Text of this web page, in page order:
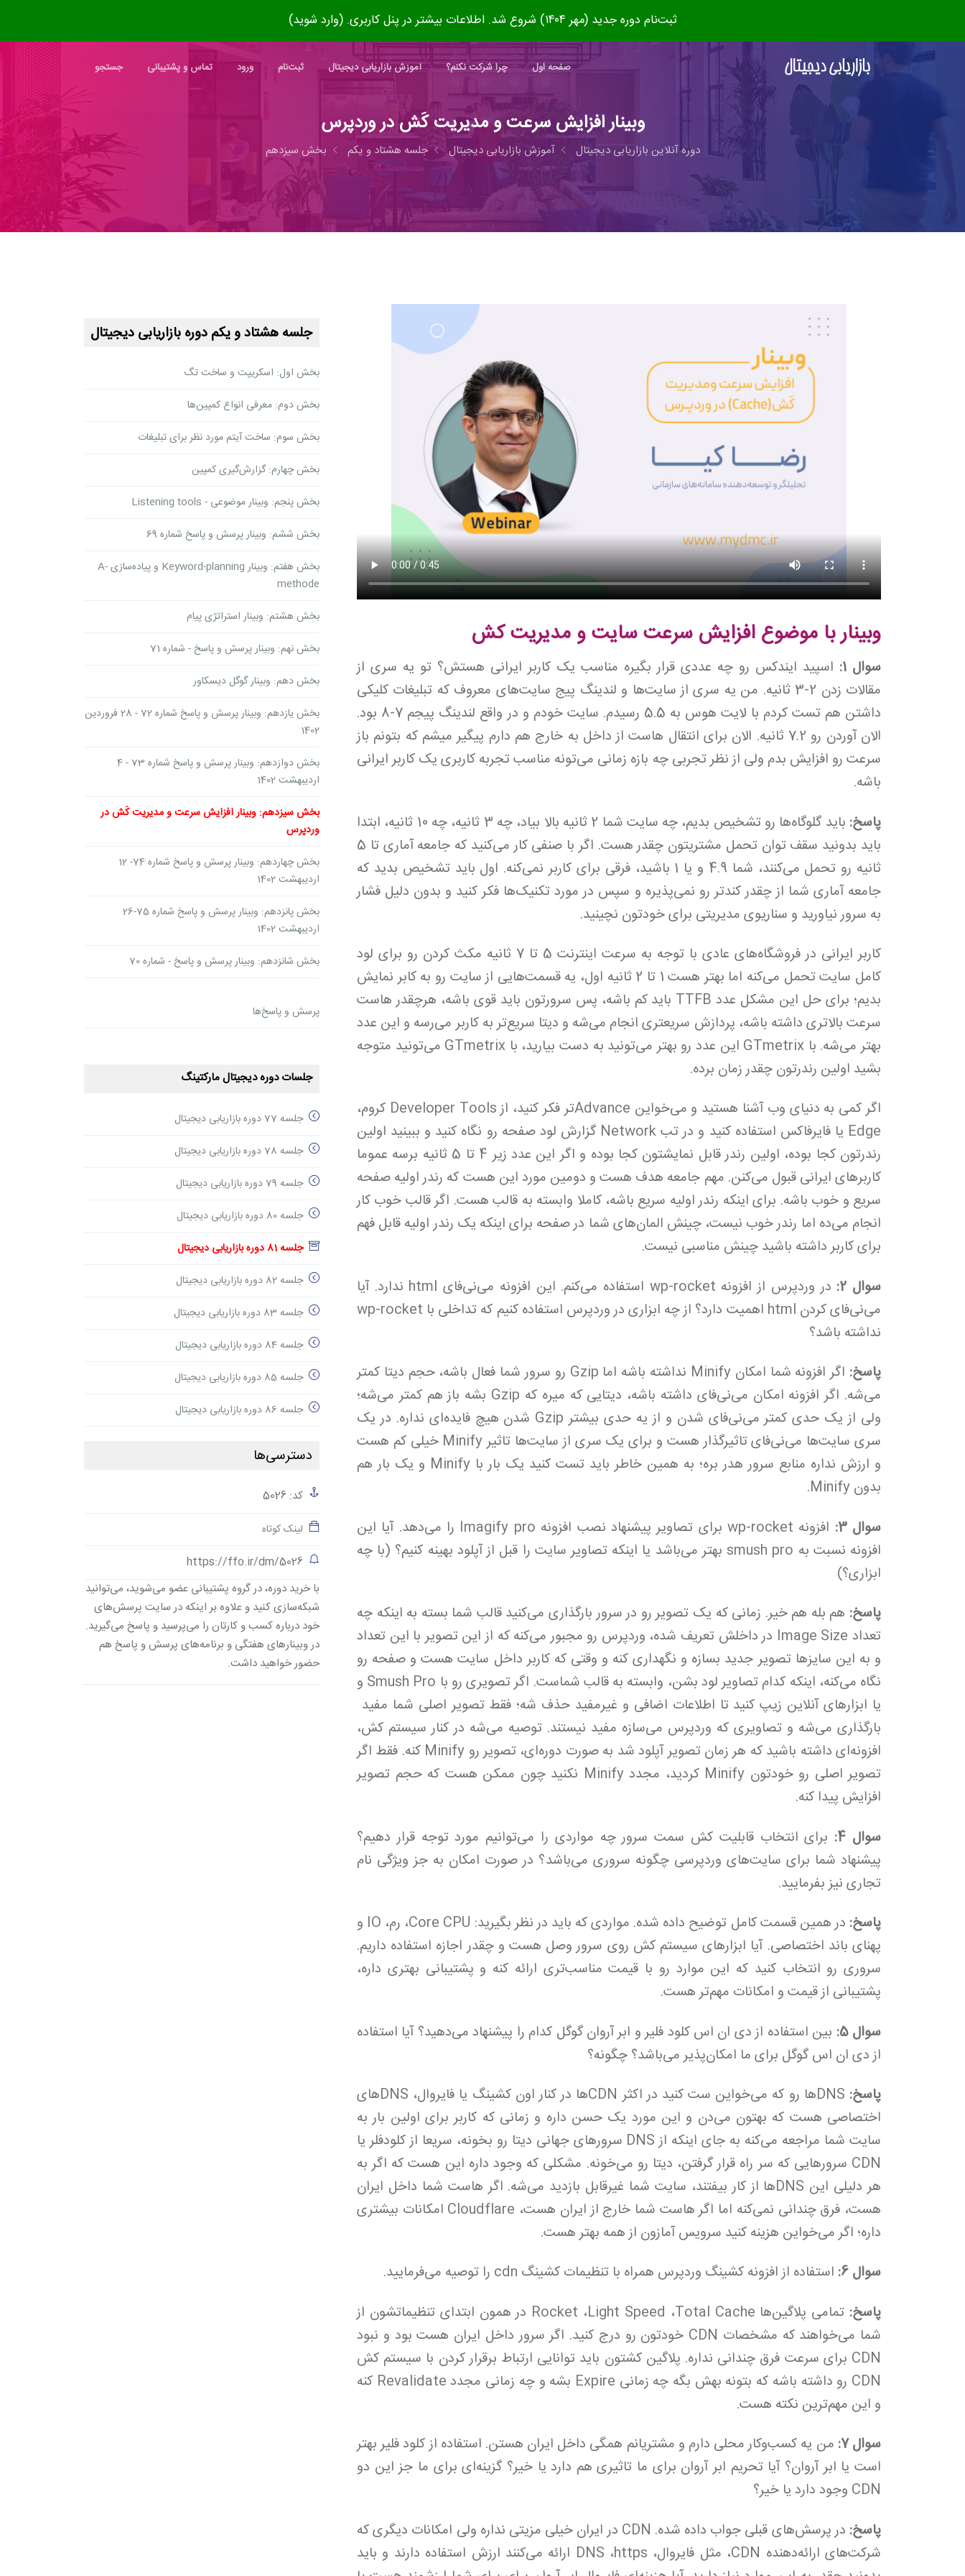
ثبت‌نام دوره جدید (مهر ۱۴۰۴) شروع شد. اطلاعات بیشتر در پنل کاربری. (وارد شوید)
صفحه اول چرا شرکت نکنم؟ آموزش بازاریابی دیجیتال ثبت‌نام ورود تماس و پشتیبانی جستجو
وبینار افزایش سرعت و مدیریت کَش در وردپرس
دوره آنلاین بازاریابی دیجیتال آموزش بازاریابی دیجیتال جلسه هشتاد و یکم بخش سیزدهم
وبینار با موضوع افزایش سرعت سایت و مدیریت کش
سوال 1:
اسپید ایندکس رو چه عددی قرار بگیره مناسب یک کاربر ایرانی هستش؟ تو یه سری از
مقالات زدن 2-3 ثانیه. من یه سری از سایت‌ها و لندینگ پیج‌ سایت‌های معروف که تبلیغات کلیکی
داشتن هم تست کردم با لایت هوس به 5.5 رسیدم. سایت خودم و در واقع لندینگ پیجم 7-8 بود.
الان آوردن رو 7.2 ثانیه. الان برای انتقال هاست از داخل به خارج هم دارم پیگیر میشم که بتونم باز
سرعت رو افزایش بدم ولی از نظر تجربی چه بازه زمانی می‌تونه مناسب تجربه کاربری یک کاربر ایرانی
باشه.
پاسخ:
باید گلوگاه‌ها رو تشخیص بدیم، چه سایت شما 2 ثانیه بالا بیاد، چه 3 ثانیه، چه 10 ثانیه، ابتدا
باید بدونید سقف توان تحمل مشتریتون چقدر هست. اگر با صنفی کار می‌کنید که جامعه آماری تا 5
ثانیه رو تحمل می‌کنند، شما 4.9 و یا 1 باشید، فرقی برای کاربر نمی‌کنه. اول باید تشخیص بدید که
جامعه آماری شما از چقدر کندتر رو نمی‌پذیره و سپس در مورد تکنیک‌ها فکر کنید و بدون دلیل فشار
به سرور نیاورید و سناریوی مدیریتی برای خودتون نچینید.
کاربر ایرانی در فروشگاه‌های عادی با توجه به سرعت اینترنت 5 تا 7 ثانیه مکث ‌کردن رو برای لود
کامل سایت تحمل می‌کنه اما بهتر هست 1 تا 2 ثانیه اول، یه قسمت‌هایی از سایت رو به کابر نمایش
بدیم؛ برای حل این مشکل عدد TTFB باید کم باشه، پس سرورتون باید قوی باشه، هرچقدر هاست
سرعت بالاتری داشته باشه، پردازش سریعتری انجام می‌شه و دیتا سریع‌تر به کاربر می‌رسه و این عدد
بهتر می‌شه. با GTmetrix این عدد رو بهتر می‌تونید به دست بیارید، با GTmetrix می‌تونید متوجه
بشید اولین رندرتون چقدر زمان برده.
اگر کمی به دنیای وب آشنا هستید و می‌خواین Advanceتر فکر کنید، از Developer Tools کروم،
Edge یا فایرفاکس استفاده کنید و در تب Network گزارش لود صفحه رو نگاه کنید و ببینید اولین
رندرتون کجا بوده، اولین رندر قابل نمایشتون کجا بوده و اگر این عدد زیر 4 تا 5 ثانیه برسه عموما
کاربرهای ایرانی قبول می‌کنن. مهم جامعه هدف هست و دومین مورد این هست که رندر اولیه صفحه
سریع و خوب باشه. برای ‌اینکه رندر اولیه سریع باشه، کاملا وابسته به قالب هست. اگر قالب خوب کار
انجام می‌ده اما رندر خوب نیست، چینش المان‌های شما در صفحه برای ‌اینکه یک رندر اولیه قابل فهم
برای کاربر داشته باشید چینش مناسبی نیست.
سوال 2:
در وردپرس از افزونه wp-rocket استفاده می‌کنم. این افزونه می‌نی‌فای html ندارد. آیا
می‌نی‌فای کردن html اهمیت دارد؟ از چه ابزاری در وردپرس استفاده کنیم که تداخلی با wp-rocket
نداشته باشد؟
پاسخ:
اگر افزونه شما امکان Minify نداشته باشه اما Gzip رو سرور شما فعال باشه، حجم دیتا کمتر
می‌شه. اگر افزونه امکان می‌نی‌فای داشته باشه، دیتایی که میره که Gzip بشه باز هم کمتر می‌شه؛
ولی از یک حدی کمتر می‌نی‌فای شدن و از یه حدی بیشتر Gzip شدن هیچ فایده‌ای نداره. در یک
سری سایت‌ها می‌نی‌فای تاثیرگذار هست و برای یک سری از سایت‌ها تاثیر Minify خیلی کم هست
و ارزش نداره منابع سرور هدر بره؛ به همین خاطر باید تست کنید یک بار با Minify‌ و یک بار هم
بدون Minify.
سوال 3:
افزونه wp-rocket برای تصاویر پیشنهاد نصب افزونه Imagify pro را می‌دهد. آیا این
افزونه نسبت به smush pro بهتر می‌باشد یا اینکه تصاویر سایت را قبل از آپلود بهینه کنیم؟ (با چه
ابزاری؟)
پاسخ: هم بله هم خیر. زمانی که یک تصویر رو در سرور بارگذاری می‌کنید قالب شما بسته به اینکه چه
تعداد Image Size در داخلش تعریف شده، وردپرس رو مجبور می‌کنه که از این تصویر با این تعداد
و به این سایزها تصویر جدید بسازه و نگهداری کنه و وقتی که کاربر داخل سایت هست و صفحه رو
نگاه می‌کنه، اینکه کدام تصاویر لود بشن، وابسته به قالب شماست. اگر تصویری رو با Smush Pro و
یا ابزارهای آنلاین زیپ کنید تا اطلاعات اضافی و غیر‌مفید حذف شه؛ فقط تصویر اصلی شما مفید
بارگذاری می‌شه و تصاویری که وردپرس می‌سازه مفید نیستند. توصیه می‌شه در کنار سیستم کش،
افزونه‌ای داشته باشید که هر زمان تصویر آپلود شد به صورت دوره‌ای، تصویر رو Minify کنه. فقط اگر
تصویر اصلی رو خودتون Minify کردید، مجدد Minify نکنید چون ممکن هست که حجم تصویر
افزایش پیدا کنه.
سوال 4:
برای انتخاب قابلیت کش سمت سرور چه مواردی را می‌توانیم مورد توجه قرار دهیم؟
پیشنهاد شما برای سایت‌های وردپرسی چگونه سروری می‌باشد؟ در صورت امکان به جز ویژگی نام
تجاری نیز بفرمایید.
پاسخ:
در همین قسمت کامل توضیح داده شده. مواردی که باید در نظر بگیرید: Core CPU، رم، IO و
پهنای باند اختصاصی. آیا ابزارهای سیستم کش روی سرور وصل هست و چقدر اجازه استفاده داریم.
سروری رو انتخاب کنید که این موارد رو با قیمت مناسب‌تری ارائه کنه و پشتیبانی بهتری داره،
پشتیبانی از قیمت و امکانات مهم‌تر هست.
سوال 5:
بین استفاده از دی ان اس کلود فلیر و ابر آروان گوگل کدام را پیشنهاد می‌دهید؟ آیا استفاده
از دی ان اس گوگل برای ما امکان‌پذیر می‌باشد؟ چگونه؟
پاسخ:
DNSها رو که می‌خواین ست کنید در اکثر CDNها در کنار اون کشینگ یا فایروال، DNSهای
اختصاصی هست که بهتون می‌دن و این مورد یک حسن داره و زمانی که کاربر برای اولین بار به
سایت شما مراجعه می‌کنه به جای اینکه از DNS سرورهای جهانی دیتا رو بخونه، سریعا از کلودفلر یا
CDN سرورهایی که سر راه قرار گرفتن، دیتا رو می‌خونه. مشکلی که وجود داره این هست که اگر به
هر دلیلی این DNSها از کار بیفتند، سایت شما غیرقابل بازدید می‌شه. اگر هاست شما داخل ایران
هست، فرق چندانی نمی‌کنه اما اگر هاست شما خارج از ایران هست، Cloudflare امکانات بیشتری
داره؛ اگر می‌خواین هزینه کنید سرویس آمازون از همه بهتر هست.
سوال 6:
استفاده از افزونه کشینگ وردپرس همراه با تنظیمات کشینگ cdn را توصیه می‌فرمایید.
پاسخ:
تمامی پلاگین‌ها Rocket ،Light Speed ،Total Cache در همون ابتدای تنظیماتشون از
شما می‌خواهند که مشخصات CDN خودتون رو درج کنید. اگر سرور داخل ایران هست بود و نبود
CDN برای سرعت فرق چندانی نداره. پلاگین کشتون باید توانایی ارتباط برقرار کردن با سیستم کش
CDN رو داشته باشه که بتونه بهش بگه چه زمانی Expire بشه و چه زمانی مجدد Revalidate کنه
و این مهم‌ترین نکته هست.
سوال 7:
من یه کسب‌وکار محلی دارم و مشتریانم همگی داخل ایران هستن. استفاده از کلود فلیر بهتر
است یا ابر آروان؟ آیا تحریم ابر آروان برای ما تاثیری هم دارد یا خیر؟ گزینه‌ای برای ما جز این دو
CDN وجود دارد یا خیر؟
پاسخ:
در پرسش‌های قبلی جواب داده شده. CDN در ایران خیلی مزیتی نداره ولی امکانات دیگری که
شرکت‌های ارائه‌دهنده CDN، مثل فایروال، DNS ،https ارائه می‌کنند ارزش استفاده دارند و باید
جلسه هشتاد و یکم دوره بازاریابی دیجیتال
بخش اول: اسکریپت و ساخت تگ
بخش دوم: معرفی انواع کمپین‌ها
بخش سوم: ساخت آیتم مورد نظر برای تبلیغات
بخش چهارم: گزارش‌گیری کمپین
بخش پنجم: وبینار موضوعی - Listening tools
بخش ششم: وبینار پرسش و پاسخ شماره 69
بخش هفتم: وبینار Keyword-planning و پیاده‌سازی A-
methode
بخش هشتم: وبینار استراتژی پیام
بخش نهم: وبینار پرسش و پاسخ - شماره 71
بخش دهم: وبینار گوگل دیسکاور
بخش یازدهم: وبینار پرسش و پاسخ شماره 72 - 28 فروردین
1402
بخش دوازدهم: وبینار پرسش و پاسخ شماره 73 - 4
اردیبهشت 1402
بخش سیزدهم: وبینار افزایش سرعت و مدیریت کَش در
وردپرس
بخش چهاردهم: وبینار پرسش و پاسخ شماره 74- 12
اردیبهشت 1402
بخش پانزدهم: وبینار پرسش و پاسخ شماره 75-26
اردیبهشت 1402
بخش شانزدهم: وبینار پرسش و پاسخ - شماره 70
پرسش و پاسخ‌ها
جلسات دوره دیجیتال مارکتینگ
جلسه 77 دوره بازاریابی دیجیتال
جلسه 78 دوره بازاریابی دیجیتال
جلسه 79 دوره بازاریابی دیجیتال
جلسه 80 دوره بازاریابی دیجیتال
جلسه 81 دوره بازاریابی دیجیتال
جلسه 82 دوره بازاریابی دیجیتال
جلسه 83 دوره بازاریابی دیجیتال
جلسه 84 دوره بازاریابی دیجیتال
جلسه 85 دوره بازاریابی دیجیتال
جلسه 86 دوره بازاریابی دیجیتال
دسترسی‌ها
کد: 5026
لینک کوتاه
https://ffo.ir/dm/5026
با خرید دوره، در گروه پشتیبانی عضو می‌شوید، می‌توانید
شبکه‌سازی کنید و علاوه بر اینکه در سایت پرسش‌های
خود درباره کسب و کارتان را می‌پرسید و پاسخ می‌گیرید.
در وبینارهای هفتگی و برنامه‌های پرسش و پاسخ هم
حضور خواهید داشت.